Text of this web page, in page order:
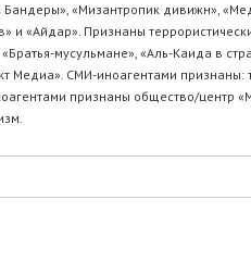
«Мизантропик дивижн»,
и «Айдар». Признаны
мусульмане», «Аль-Каида в
Медиа». СМИ-иноагентами
признаны общество/центр